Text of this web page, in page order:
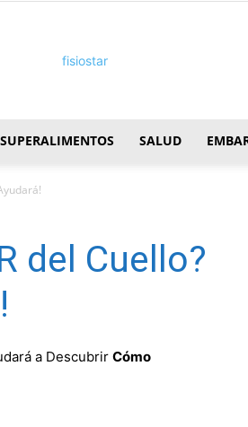
SUPERALIMENTOS SALUD
del Cuello?
a Descubrir Cómo